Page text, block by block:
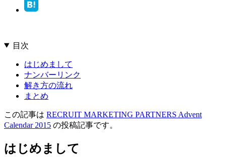
目次
はじめまして
ナンバーリンク
解き方の流れ
まとめ
この記事は RECRUIT MARKETING PARTNERS Advent
Calendar 2015 の投稿記事です。
はじめまして